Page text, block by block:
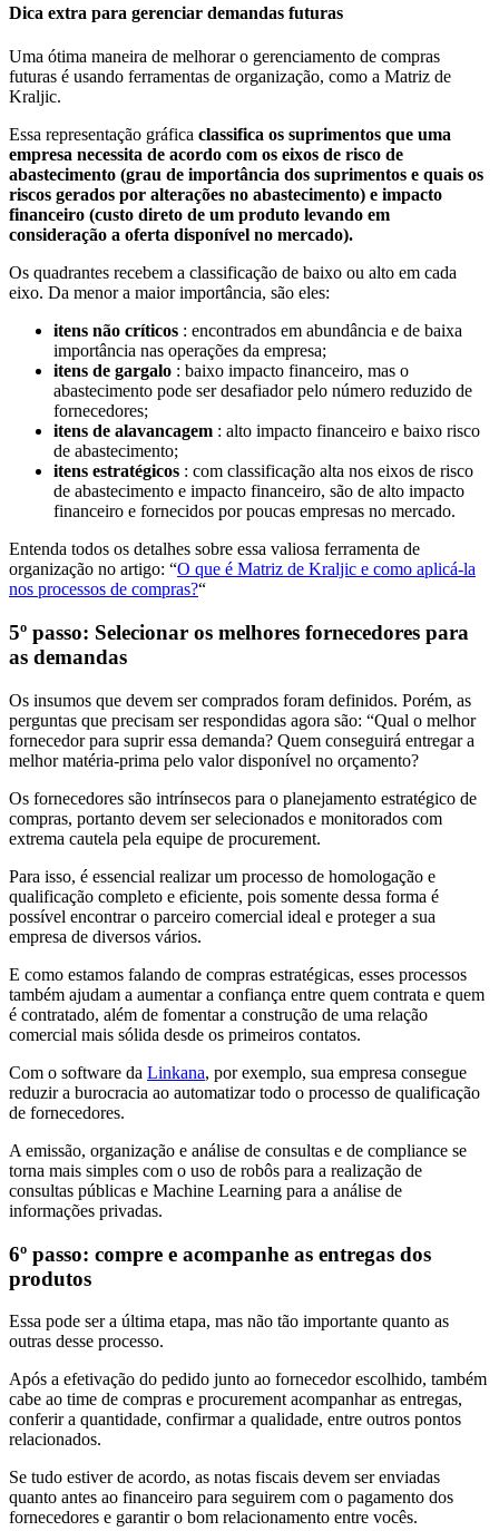
Dica extra para gerenciar demandas futuras
Uma ótima maneira de melhorar o gerenciamento de compras
futuras é usando ferramentas de organização, como a Matriz de
Kraljic.
Essa representação gráfica classifica os suprimentos que uma
empresa necessita de acordo com os eixos de risco de
abastecimento (grau de importância dos suprimentos e quais os
riscos gerados por alterações no abastecimento) e impacto
financeiro (custo direto de um produto levando em
consideração a oferta disponível no mercado).
Os quadrantes recebem a classificação de baixo ou alto em cada
eixo. Da menor a maior importância, são eles:
itens não críticos : encontrados em abundância e de baixa
importância nas operações da empresa;
itens de gargalo : baixo impacto financeiro, mas o
abastecimento pode ser desafiador pelo número reduzido de
fornecedores;
itens de alavancagem : alto impacto financeiro e baixo risco
de abastecimento;
itens estratégicos : com classificação alta nos eixos de risco
de abastecimento e impacto financeiro, são de alto impacto
financeiro e fornecidos por poucas empresas no mercado.
Entenda todos os detalhes sobre essa valiosa ferramenta de
organização no artigo: “O que é Matriz de Kraljic e como aplicá-la
nos processos de compras?“
5º passo: Selecionar os melhores fornecedores para
as demandas
Os insumos que devem ser comprados foram definidos. Porém, as
perguntas que precisam ser respondidas agora são: “Qual o melhor
fornecedor para suprir essa demanda? Quem conseguirá entregar a
melhor matéria-prima pelo valor disponível no orçamento?
Os fornecedores são intrínsecos para o planejamento estratégico de
compras, portanto devem ser selecionados e monitorados com
extrema cautela pela equipe de procurement.
Para isso, é essencial realizar um processo de homologação e
qualificação completo e eficiente, pois somente dessa forma é
possível encontrar o parceiro comercial ideal e proteger a sua
empresa de diversos vários.
E como estamos falando de compras estratégicas, esses processos
também ajudam a aumentar a confiança entre quem contrata e quem
é contratado, além de fomentar a construção de uma relação
comercial mais sólida desde os primeiros contatos.
Com o software da Linkana, por exemplo, sua empresa consegue
reduzir a burocracia ao automatizar todo o processo de qualificação
de fornecedores.
A emissão, organização e análise de consultas e de compliance se
torna mais simples com o uso de robôs para a realização de
consultas públicas e Machine Learning para a análise de
informações privadas.
6º passo: compre e acompanhe as entregas dos
produtos
Essa pode ser a última etapa, mas não tão importante quanto as
outras desse processo.
Após a efetivação do pedido junto ao fornecedor escolhido, também
cabe ao time de compras e procurement acompanhar as entregas,
conferir a quantidade, confirmar a qualidade, entre outros pontos
relacionados.
Se tudo estiver de acordo, as notas fiscais devem ser enviadas
quanto antes ao financeiro para seguirem com o pagamento dos
fornecedores e garantir o bom relacionamento entre vocês.